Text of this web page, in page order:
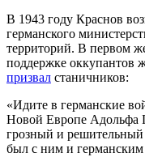
В 1943 году Краснов
германского
территорий. В первом
поддержке оккупантов
призвал станичников:
«Идите в германские
Новой Европе Адольфа
грозный и
был с ним и